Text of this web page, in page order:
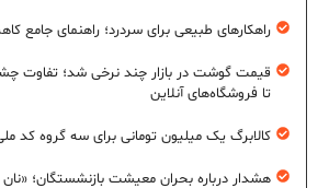
راهکارهای طبیعی برای سردرد؛ راهنمای جامع
قیمت گوشت در بازار چند نرخی شد؛ تفاوت
تا فروشگاه‌های آنلاین
کالابرگ یک میلیون تومانی برای سه گروه کد
هشدار درباره بحران معیشت بازنشستگان؛